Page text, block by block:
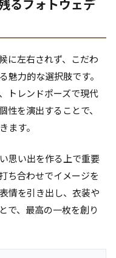
るフォトウェデ
に左右されず、こだわ
魅力的な選択肢です。
トレンドポーズで現代
を演出することで、
ます。
思い出を作る上で重要
ち合わせでイメージを
情を引き出し、衣装や
で、最高の一枚を創り